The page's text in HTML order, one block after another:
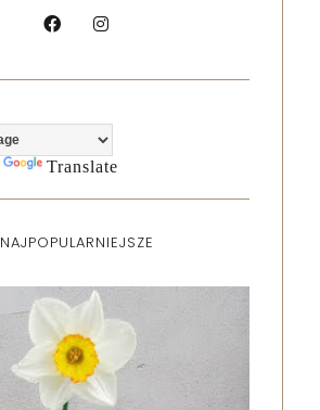
Translate
NAJPOPULARNIEJSZE